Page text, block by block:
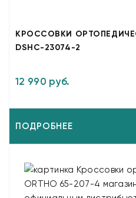
КРОССОВКИ
DSHC-23074-2
12 990 руб.
ПОДРОБНЕЕ